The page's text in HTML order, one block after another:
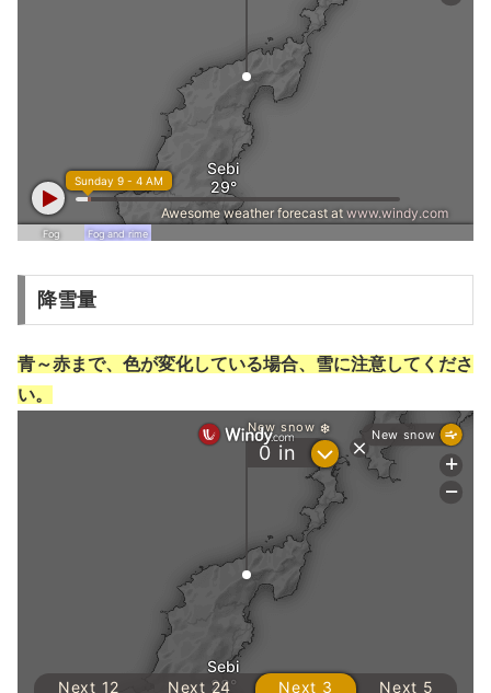
降雪量
青～赤まで、色が変化している場合、雪に注意してくださ
い。